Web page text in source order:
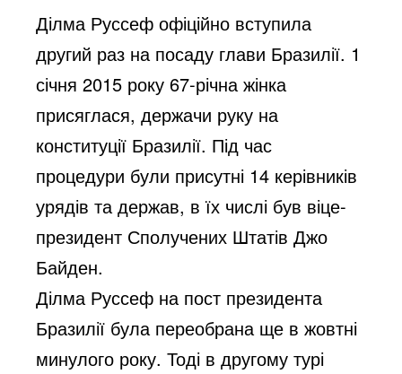
Ділма Руссеф офіційно вступила
другий раз на посаду глави Бразилії. 1
січня 2015 року 67-річна жінка
присяглася, держачи руку на
конституції Бразилії. Під час
процедури були присутні 14 керівників
урядів та держав, в їх числі був віце-
президент Сполучених Штатів Джо
Байден.
Ділма Руссеф на пост президента
Бразилії була переобрана ще в жовтні
минулого року. Тоді в другому турі